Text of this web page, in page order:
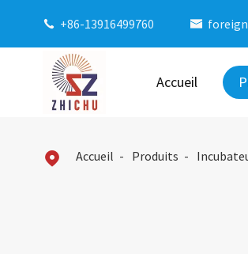
 +86-13916499760 
Accueil
 Accueil Produits